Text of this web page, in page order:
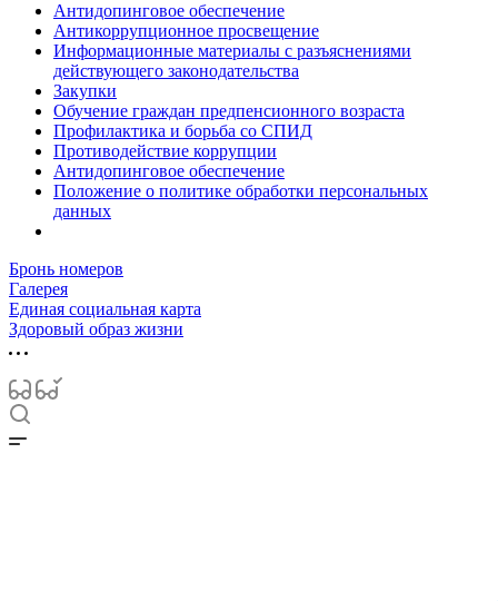
Антидопинговое обеспечение
Антикоррупционное просвещение
Информационные материалы с разъяснениями
действующего законодательства
Закупки
Обучение граждан предпенсионного возраста
Профилактика и борьба со СПИД
Противодействие коррупции
Антидопинговое обеспечение
Положение о политике обработки персональных
данных
Бронь номеров
Галерея
Единая социальная карта
Здоровый образ жизни